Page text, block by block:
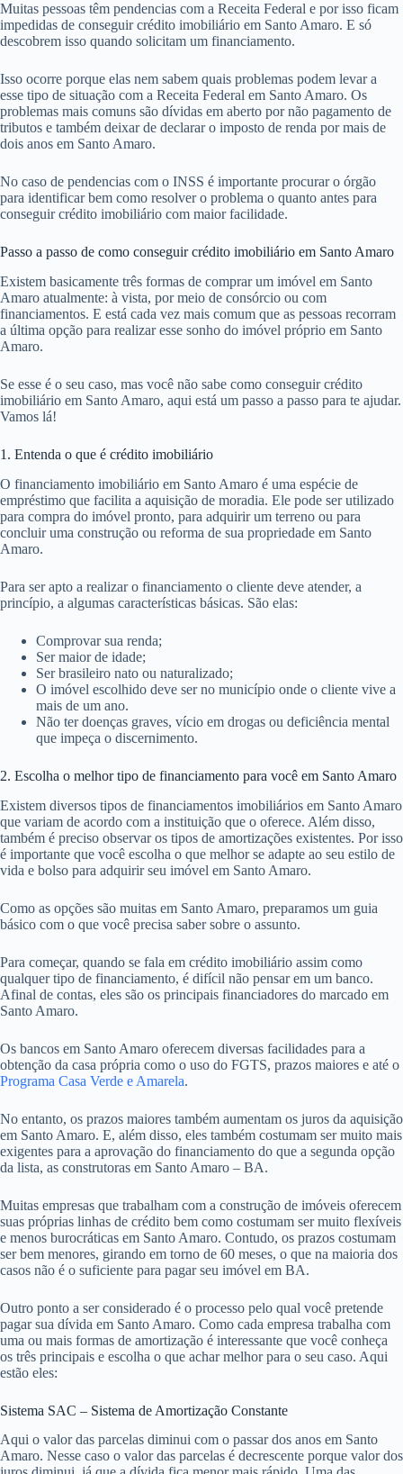
Muitas pessoas têm pendencias com a Receita Federal e por isso ficam
impedidas de conseguir crédito imobiliário em Santo Amaro. E só
descobrem isso quando solicitam um financiamento.
Isso ocorre porque elas nem sabem quais problemas podem levar a
esse tipo de situação com a Receita Federal em Santo Amaro. Os
problemas mais comuns são dívidas em aberto por não pagamento de
tributos e também deixar de declarar o imposto de renda por mais de
dois anos em Santo Amaro.
No caso de pendencias com o INSS é importante procurar o órgão
para identificar bem como resolver o problema o quanto antes para
conseguir crédito imobiliário com maior facilidade.
Passo a passo de como conseguir crédito imobiliário em Santo Amaro
Existem basicamente três formas de comprar um imóvel em Santo
Amaro atualmente: à vista, por meio de consórcio ou com
financiamentos. E está cada vez mais comum que as pessoas recorram
a última opção para realizar esse sonho do imóvel próprio em Santo
Amaro.
Se esse é o seu caso, mas você não sabe como conseguir crédito
imobiliário em Santo Amaro, aqui está um passo a passo para te ajudar.
Vamos lá!
1. Entenda o que é crédito imobiliário
O financiamento imobiliário em Santo Amaro é uma espécie de
empréstimo que facilita a aquisição de moradia. Ele pode ser utilizado
para compra do imóvel pronto, para adquirir um terreno ou para
concluir uma construção ou reforma de sua propriedade em Santo
Amaro.
Para ser apto a realizar o financiamento o cliente deve atender, a
princípio, a algumas características básicas. São elas:
Comprovar sua renda;
Ser maior de idade;
Ser brasileiro nato ou naturalizado;
O imóvel escolhido deve ser no município onde o cliente vive a
mais de um ano.
Não ter doenças graves, vício em drogas ou deficiência mental
que impeça o discernimento.
2. Escolha o melhor tipo de financiamento para você em Santo Amaro
Existem diversos tipos de financiamentos imobiliários em Santo Amaro
que variam de acordo com a instituição que o oferece. Além disso,
também é preciso observar os tipos de amortizações existentes. Por isso
é importante que você escolha o que melhor se adapte ao seu estilo de
vida e bolso para adquirir seu imóvel em Santo Amaro.
Como as opções são muitas em Santo Amaro, preparamos um guia
básico com o que você precisa saber sobre o assunto.
Para começar, quando se fala em crédito imobiliário assim como
qualquer tipo de financiamento, é difícil não pensar em um banco.
Afinal de contas, eles são os principais financiadores do marcado em
Santo Amaro.
Os bancos em Santo Amaro oferecem diversas facilidades para a
obtenção da casa própria como o uso do FGTS, prazos maiores e até o
Programa Casa Verde e Amarela.
No entanto, os prazos maiores também aumentam os juros da aquisição
em Santo Amaro. E, além disso, eles também costumam ser muito mais
exigentes para a aprovação do financiamento do que a segunda opção
da lista, as construtoras em Santo Amaro – BA.
Muitas empresas que trabalham com a construção de imóveis oferecem
suas próprias linhas de crédito bem como costumam ser muito flexíveis
e menos burocráticas em Santo Amaro. Contudo, os prazos costumam
ser bem menores, girando em torno de 60 meses, o que na maioria dos
casos não é o suficiente para pagar seu imóvel em BA.
Outro ponto a ser considerado é o processo pelo qual você pretende
pagar sua dívida em Santo Amaro. Como cada empresa trabalha com
uma ou mais formas de amortização é interessante que você conheça
os três principais e escolha o que achar melhor para o seu caso. Aqui
estão eles:
Sistema SAC – Sistema de Amortização Constante
Aqui o valor das parcelas diminui com o passar dos anos em Santo
Amaro. Nesse caso o valor das parcelas é decrescente porque valor dos